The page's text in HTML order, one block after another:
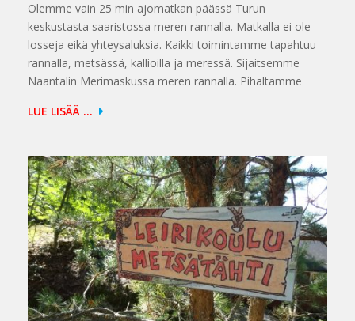
Olemme vain 25 min ajomatkan päässä Turun
keskustasta saaristossa meren rannalla. Matkalla ei ole
losseja eikä yhteysaluksia. Kaikki toimintamme tapahtuu
rannalla, metsässä, kallioilla ja meressä. Sijaitsemme
Naantalin Merimaskussa meren rannalla. Pihaltamme
LUE LISÄÄ ...